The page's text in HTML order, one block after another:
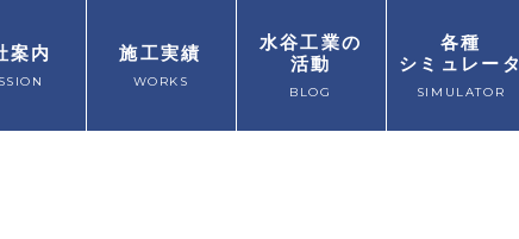
案内 施工実績
WORKS
水谷工業の
活動
BLOG
各種
シミュレータ
SIMULATOR